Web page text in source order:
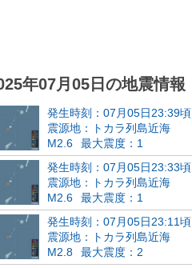
年07月05日の地震情報
発生時刻：07月05日23:39頃
震源地：トカラ列島近海
M2.6
最大震度：1
発生時刻：07月05日23:33頃
震源地：トカラ列島近海
M2.6
最大震度：1
発生時刻：07月05日23:11頃
震源地：トカラ列島近海
M2.8
最大震度：2